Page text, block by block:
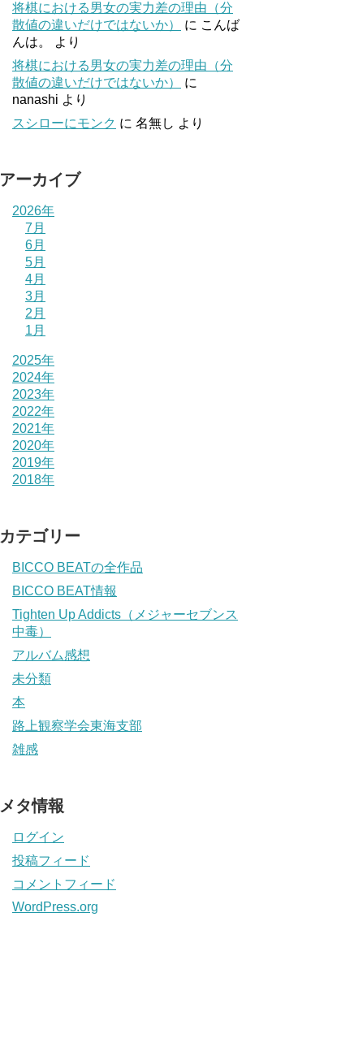
将棋における男女の実力差の理由（分
散値の違いだけではないか）
に こんば
んは。
より
将棋における男女の実力差の理由（分
散値の違いだけではないか）
に
nanashi より
スシローにモンク に 名無し より
アーカイブ
2026年
7月
6月
5月
4月
3月
2月
1月
2025年
2024年
2023年
2022年
2021年
2020年
2019年
2018年
カテゴリー
BICCO BEATの全作品
BICCO BEAT情報
Tighten Up Addicts（メジャーセブンス
中毒）
アルバム感想
未分類
本
路上観察学会東海支部
雑感
メタ情報
ログイン
投稿フィード
コメントフィード
WordPress.org